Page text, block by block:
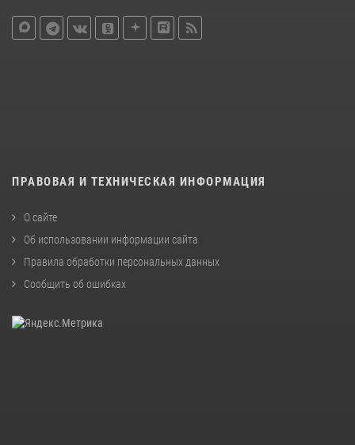
ПРАВОВАЯ И ТЕХНИЧЕСКАЯ ИНФОРМАЦИЯ
О сайте
Об использовании информации сайта
Правила обработки персональных данных
Сообщить об ошибках